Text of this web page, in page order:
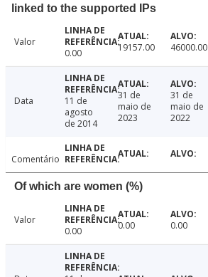
linked to the supported IPs
Valor
0.00
19157.00 46000.00
Data
11 de
agosto
de 2014
31 de
maio de
2023
31 de
maio de
2022
Comentário
Of which are women (%)
Valor
0.00
0.00 0.00